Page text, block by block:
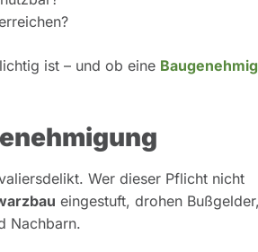
ist – und ob eine
Wer dieser Pflicht nicht
eingestuft, drohen Bußgelder,
Nachbarn.